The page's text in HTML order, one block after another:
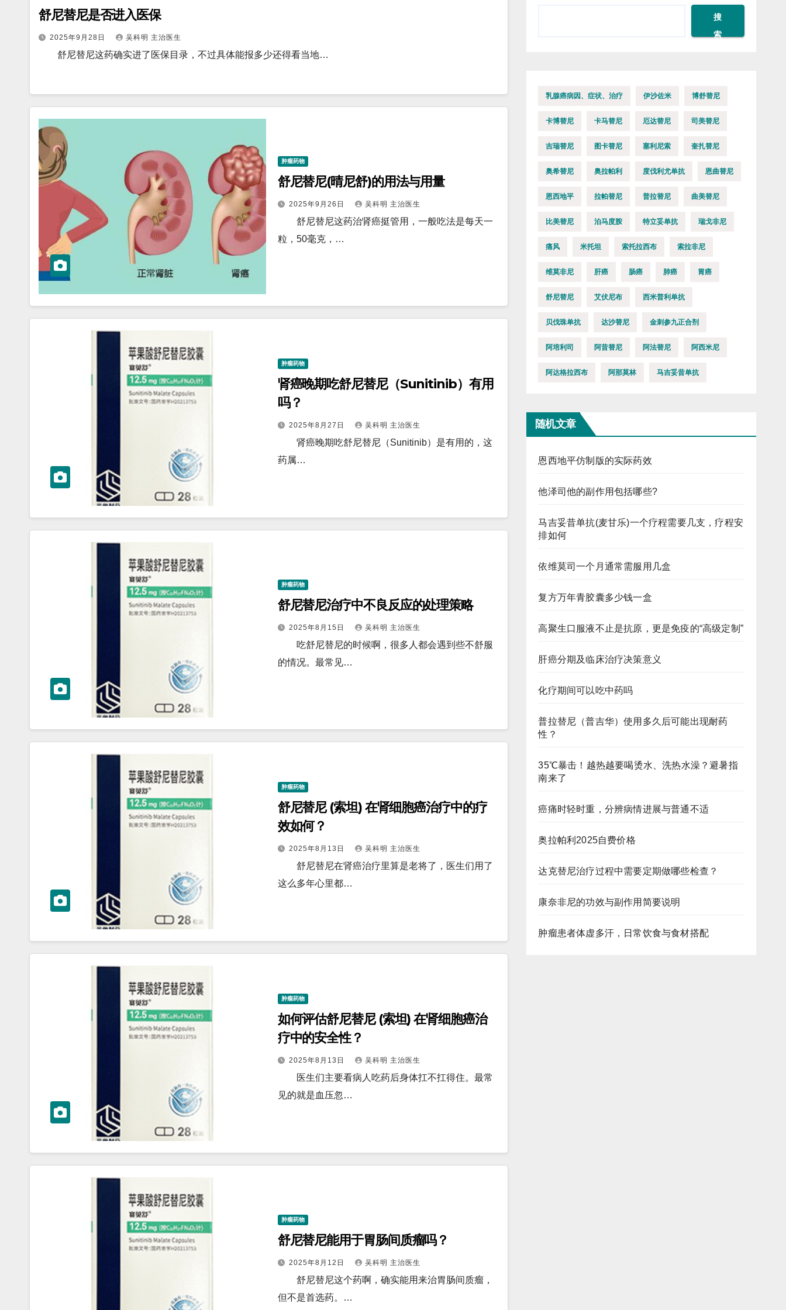
舒尼替尼是否进入医保
2025年9月28日 吴科明 主治医生
舒尼替尼这药确实进了医保目录，不过具体能报多少还得看当地…
肿瘤药物
舒尼替尼(晴尼舒)的用法与用量
2025年9月26日 吴科明 主治医生
舒尼替尼这药治肾癌挺管用，一般吃法是每天一
粒，50毫克，…
肿瘤药物
肾癌晚期吃舒尼替尼（Sunitinib）有用
吗？
2025年8月27日 吴科明 主治医生
肾癌晚期吃舒尼替尼（Sunitinib）是有用的，这
药属…
肿瘤药物
舒尼替尼治疗中不良反应的处理策略
2025年8月15日 吴科明 主治医生
吃舒尼替尼的时候啊，很多人都会遇到些不舒服
的情况。最常见…
肿瘤药物
舒尼替尼 (索坦) 在肾细胞癌治疗中的疗
效如何？
2025年8月13日 吴科明 主治医生
舒尼替尼在肾癌治疗里算是老将了，医生们用了
这么多年心里都…
肿瘤药物
如何评估舒尼替尼 (索坦) 在肾细胞癌治
疗中的安全性？
2025年8月13日 吴科明 主治医生
医生们主要看病人吃药后身体扛不扛得住。最常
见的就是血压忽…
肿瘤药物
舒尼替尼能用于胃肠间质瘤吗？
2025年8月12日 吴科明 主治医生
舒尼替尼这个药啊，确实能用来治胃肠间质瘤，
但不是首选药。…
搜
索
乳腺癌病因、症状、治疗 伊沙佐米 博舒替尼
卡博替尼 卡马替尼 厄达替尼 司美替尼
吉瑞替尼 图卡替尼 塞利尼索 奎扎替尼
奥希替尼 奥拉帕利 度伐利尤单抗 恩曲替尼
恩西地平 拉帕替尼 普拉替尼 曲美替尼
比美替尼 泊马度胺 特立妥单抗 瑞戈非尼
痛风 米托坦 索托拉西布 索拉非尼
维莫非尼 肝癌 肠癌 肺癌 胃癌
舒尼替尼 艾伏尼布 西米普利单抗
贝伐珠单抗 达沙替尼 金刺参九正合剂
阿培利司 阿昔替尼 阿法替尼 阿西米尼
阿达格拉西布 阿那莫林 马吉妥昔单抗
随机文章
恩西地平仿制版的实际药效
他泽司他的副作用包括哪些?
马吉妥昔单抗(麦甘乐)一个疗程需要几支，疗程安
排如何
依维莫司一个月通常需服用几盒
复方万年青胶囊多少钱一盒
高聚生口服液不止是抗原，更是免疫的“高级定制”
肝癌分期及临床治疗决策意义
化疗期间可以吃中药吗
普拉替尼（普吉华）使用多久后可能出现耐药
性？
35℃暴击！越热越要喝烫水、洗热水澡？避暑指
南来了
癌痛时轻时重，分辨病情进展与普通不适
奥拉帕利2025自费价格
达克替尼治疗过程中需要定期做哪些检查？
康奈非尼的功效与副作用简要说明
肿瘤患者体虚多汗，日常饮食与食材搭配